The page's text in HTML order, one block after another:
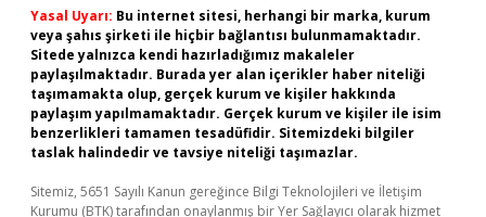
Yasal Uyarı: Bu internet sitesi, herhangi bir marka, kurum
veya şahıs şirketi ile hiçbir bağlantısı bulunmamaktadır.
Sitede yalnızca kendi hazırladığımız makaleler
paylaşılmaktadır. Burada yer alan içerikler haber niteliği
taşımamakta olup, gerçek kurum ve kişiler hakkında
paylaşım yapılmamaktadır. Gerçek kurum ve kişiler ile isim
benzerlikleri tamamen tesadüfidir. Sitemizdeki bilgiler
taslak halindedir ve tavsiye niteliği taşımazlar.
Sitemiz, 5651 Sayılı Kanun gereğince Bilgi Teknolojileri ve İletişim
Kurumu (BTK) tarafından onaylanmış bir Yer Sağlayıcı olarak hizmet